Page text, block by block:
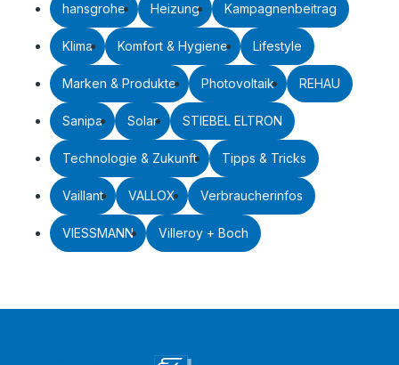
hansgrohe Heizung Kampagnenbeitrag
Klima Komfort & Hygiene Lifestyle
Marken & Produkte Photovoltaik REHAU
Sanipa Solar STIEBEL ELTRON
Technologie & Zukunft Tipps & Tricks
Vaillant VALLOX Verbraucherinfos
VIESSMANN Villeroy + Boch